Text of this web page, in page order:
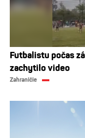
Futbalistu počas
zachytilo video
Zahraničie